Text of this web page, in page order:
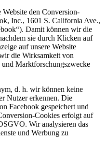
den Conversion-
Inc., 1601 S. California Ave.,
Damit können wir die
sie durch Klicken auf
auf unsere Website
die Wirksamkeit von
Marktforschungszwecke
d. h. wir können keine
Nutzer erkennen. Die
Facebook gespeichert und
Cookies erfolgt auf
Wir analysieren das
und Werbung zu